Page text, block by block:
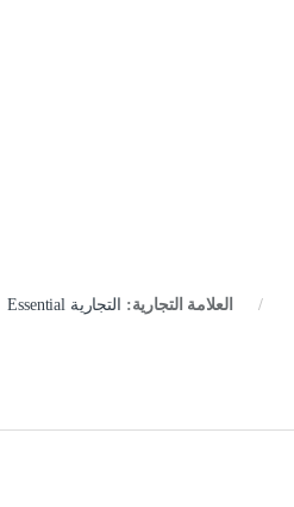
العلامة التجارية:
التجارية Essential